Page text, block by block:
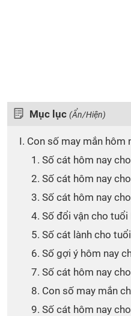
Mục lục (Ẩn/Hiện)
I. Con số may mắn hôm
1. Số cát hôm nay
2. Số cát hôm nay
3. Số cát hôm nay
4. Số đổi vận cho tuổi
5. Số cát lành cho
6. Số gợi ý hôm nay
7. Số cát hôm nay
8. Con số may mắn
9. Số cát hôm nay